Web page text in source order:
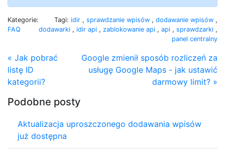
Kategorie:
FAQ
Tagi: idir , sprawdzanie wpisów , dodawanie wpisów ,
dodawarki , idir api , zablokowanie api , api , sprawdzarki ,
panel centralny
« Jak pobrać
listę ID
kategorii?
Google zmienił sposób rozliczeń za
usługę Google Maps - jak ustawić
darmowy limit? »
Podobne posty
Aktualizacja uproszczonego dodawania wpisów
już dostępna